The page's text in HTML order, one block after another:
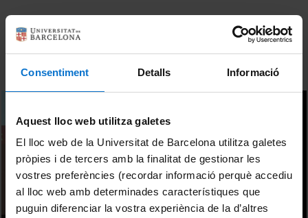
Consentiment Detalls Informació
Aquest lloc web utilitza galetes
El lloc web de la Universitat de Barcelona utilitza galetes
pròpies i de tercers amb la finalitat de gestionar les
vostres preferències (recordar informació perquè accediu
al lloc web amb determinades característiques que
puguin diferenciar la vostra experiència de la d’altres
Ordenar